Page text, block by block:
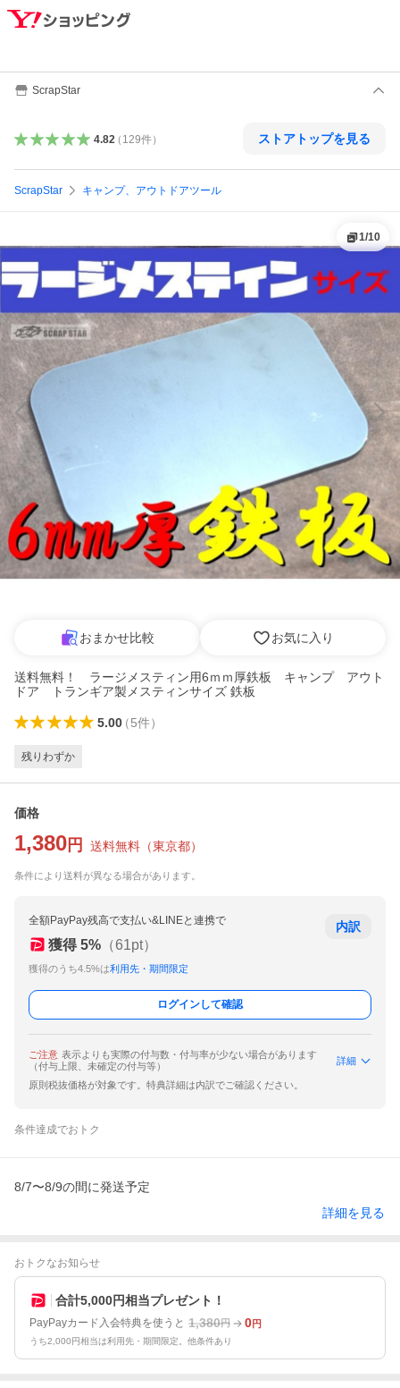
ScrapStar
4.82（ 129件） ストアトップを見る
ScrapStar キャンプ、アウトドアツール
1/10
おまかせ比較 お気に入り
送料無料！ ラージメスティン用6ｍｍ厚鉄板 キャンプ アウト
ドア トランギア製メスティンサイズ 鉄板
5.00（5件）
残りわずか
価格
1,380 円 送料無料 （東京都）
条件により送料が異なる場合があります。
全額PayPay残高で支払い&LINEと連携で
獲得 5% （61pt）
獲得のうち4.5%は利用先・期間限定
内訳
ログインして確認
ご注意 表示よりも実際の付与数・付与率が少ない場合があります
（付与上限、未確定の付与等）
詳細
原則税抜価格が対象です。特典詳細は内訳でご確認ください。
条件達成でおトク
8/7〜8/9の間に発送予定
詳細を見る
おトクなお知らせ
合計5,000円相当プレゼント！
PayPayカード入会特典を使うと 1,380円 0円
うち2,000円相当は利用先・期間限定。他条件あり